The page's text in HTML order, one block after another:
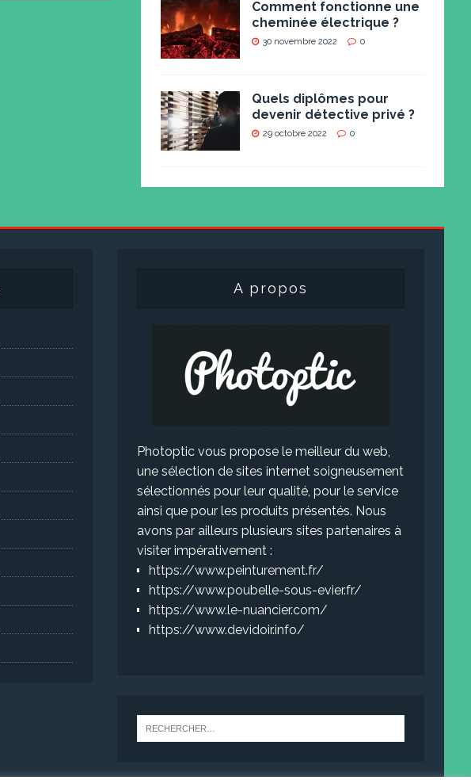
Comment fonctionne une
cheminée électrique ?
30 novembre 2022 0
Quels diplômes pour
devenir détective privé ?
29 octobre 2022 0
A propos
Photoptic vous propose le meilleur du web,
une sélection de sites internet soigneusement
sélectionnés pour leur qualité, pour le service
ainsi que pour les produits présentés. Nous
avons par ailleurs plusieurs sites partenaires à
visiter impérativement :
https://www.peinturement.fr/
https://www.poubelle-sous-evier.fr/
https://www.le-nuancier.com/
https://www.devidoir.info/